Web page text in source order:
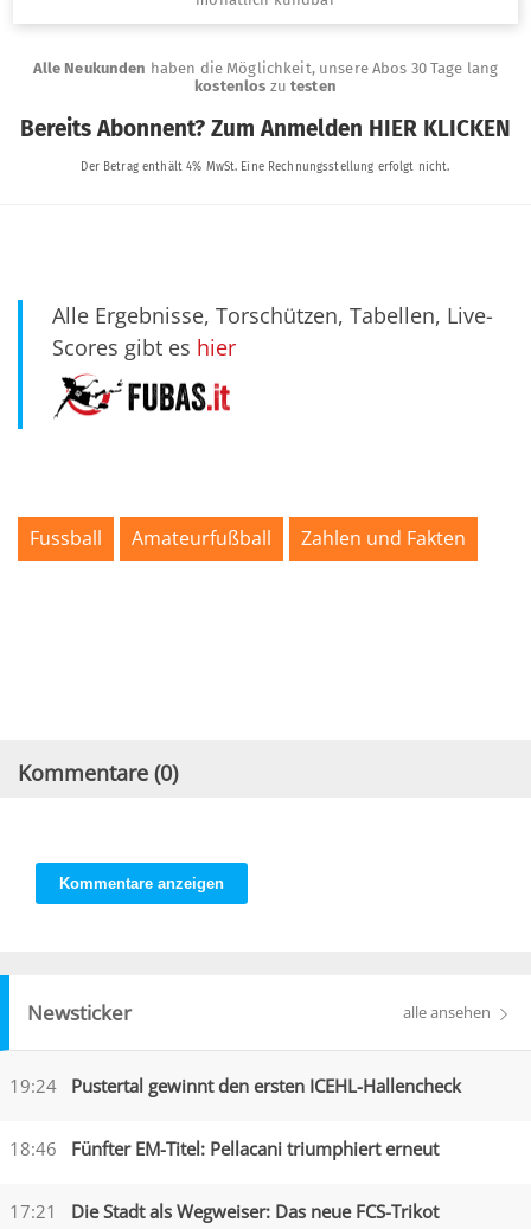
Alle Ergebnisse, Torschützen, Tabellen, Live-
Scores gibt es hier
Fussball Amateurfußball Zahlen und Fakten
Kommentare (0)
Kommentare anzeigen
Newsticker alle ansehen
19:24 Pustertal gewinnt den ersten ICEHL-Hallencheck
18:46 Fünfter EM-Titel: Pellacani triumphiert erneut
17:21 Die Stadt als Wegweiser: Das neue FCS-Trikot